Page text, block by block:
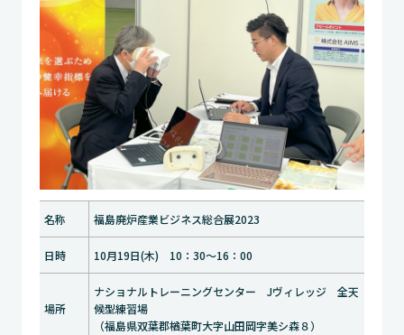
名称 福島廃炉産業ビジネス総合展2023
日時 10月19日(木) 10：30～16：00
場所
ナショナルトレーニングセンター Jヴィレッジ 全天
候型練習場
（福島県双葉郡楢葉町大字山田岡字美シ森８）